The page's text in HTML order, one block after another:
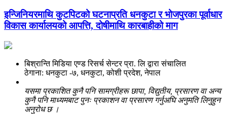
इन्जिनियरमाथि कुटपिटको घटनाप्रति धनकुटा र भोजपुरका पूर्वाधार
विकास कार्यालयको आपत्ति, दोषीमाथि कारबाहीको माग
बिश्रान्ति मिडिया एण्ड रिसर्च सेन्टर प्रा. लि द्वारा संचालित
ठेगाना: धनकुटा -७, धनकुटा, कोशी प्रदेश, नेपाल
यसमा प्रकाशित कुनै पनि सामग्रीहरू छापा, विद्युतीय, प्रसारण वा अन्य
कुनै पनि माध्यमबाट पुनः प्रकाशन वा प्रसारण गर्नुअघि अनुमति लिनुहुन
अनुरोध छ ।